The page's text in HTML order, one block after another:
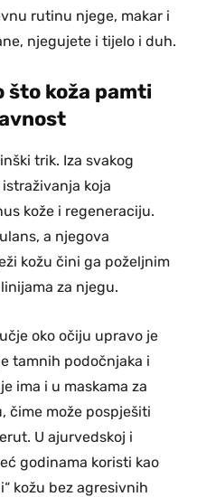
rutinu njege, makar i
njegujete i tijelo i duh.
što koža pamti
trik. Iza svakog
koja
kože i regeneraciju.
a njegova
kožu čini ga poželjnim
za njegu.
oko očiju upravo je
tamnih podočnjaka i
ima i u maskama za
čime može pospješiti
U ajurvedskoj i
godinama koristi kao
kožu bez agresivnih